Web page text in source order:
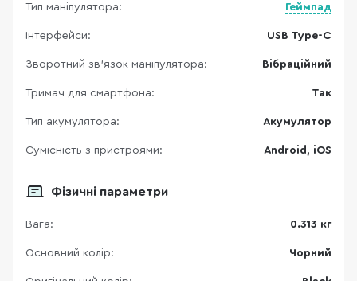
Тип маніпулятора: Геймпад
Інтерфейси: USB Type-C
Зворотний зв’язок маніпулятора: Вібраційний
Тримач для смартфона: Так
Тип акумулятора: Акумулятор
Сумісність з пристроями: Android, iOS
Фізичні параметри
Вага: 0.313 кг
Основний колір: Чорний